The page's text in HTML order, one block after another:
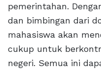
pemerintahan.
dan bimbingan dari
mahasiswa akan
cukup untuk
negeri. Semua ini